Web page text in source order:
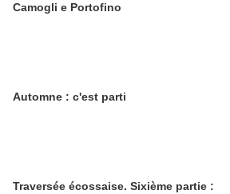
Camogli e Portofino
Automne : c'est parti
Traversée écossaise. Sixième partie :